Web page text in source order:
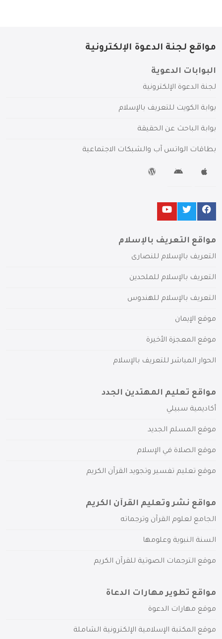
مواقع لجنة الدعوة الإلكترونية
البوابات الدعوية
لجنة الدعوة الإلكترونية
بوابة الكويت للتعريف بالإسلام
بوابة الباحث عن الحقيقة
بطاقات الواتس آب والشبكات الاجتماعية
مواقع التعريف بالإسلام
التعريف بالإسلام للنصارى
التعريف بالإسلام للملحدين
التعريف بالإسلام للهندوس
موقع الإيمان
موقع المعجزة الأخيرة
الحوار المباشر للتعريف بالإسلام
مواقع تعليم المهتدين الجدد
أكاديمية سبيلي
موقع المسلم الجديد
موقع الصلاة في الإسلام
موقع تعليم تفسير وتجويد القرآن الكريم
مواقع نشر وتعليم القرآن الكريم
الجامع لعلوم القرآن وترجماته
السنة النبوية وعلومها
موقع الترجمات الصوتية للقرآن الكريم
مواقع تطوير مهارات الدعاة
موقع مهارات الدعوة
موقع المكتبة الإسلامية الإلكترونية الشاملة